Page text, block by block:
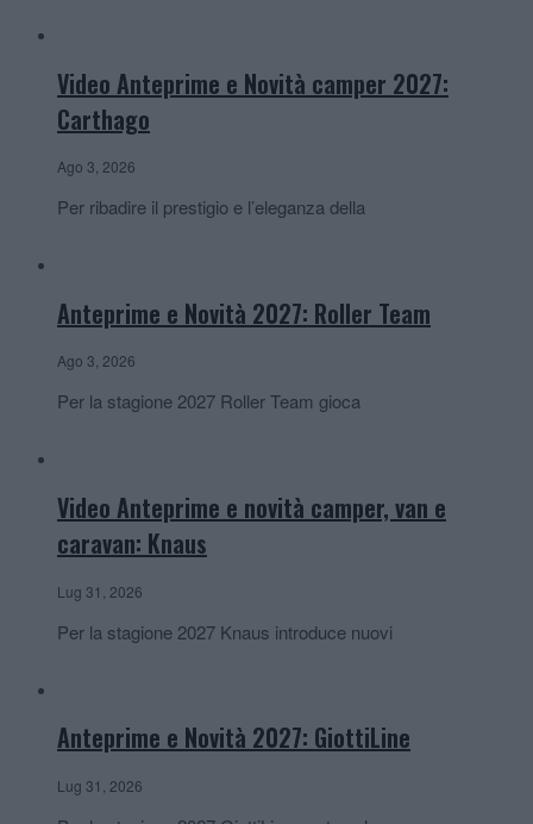
Video Anteprime e Novità camper 2027:
Carthago
Ago 3, 2026
Per ribadire il prestigio e l’eleganza della
Anteprime e Novità 2027: Roller Team
Ago 3, 2026
Per la stagione 2027 Roller Team gioca
Video Anteprime e novità camper, van e
caravan: Knaus
Lug 31, 2026
Per la stagione 2027 Knaus introduce nuovi
Anteprime e Novità 2027: GiottiLine
Lug 31, 2026